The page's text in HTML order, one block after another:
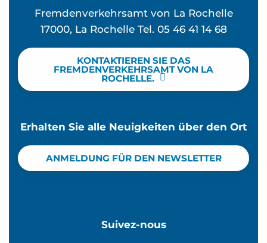
Fremdenverkehrsamt von La Rochelle
17000, La Rochelle Tel. 05 46 41 14 68
KONTAKTIEREN SIE DAS
FREMDENVERKEHRSAMT VON LA
ROCHELLE.
Erhalten Sie alle Neuigkeiten über den Ort
ANMELDUNG FÜR DEN NEWSLETTER
Suivez-nous